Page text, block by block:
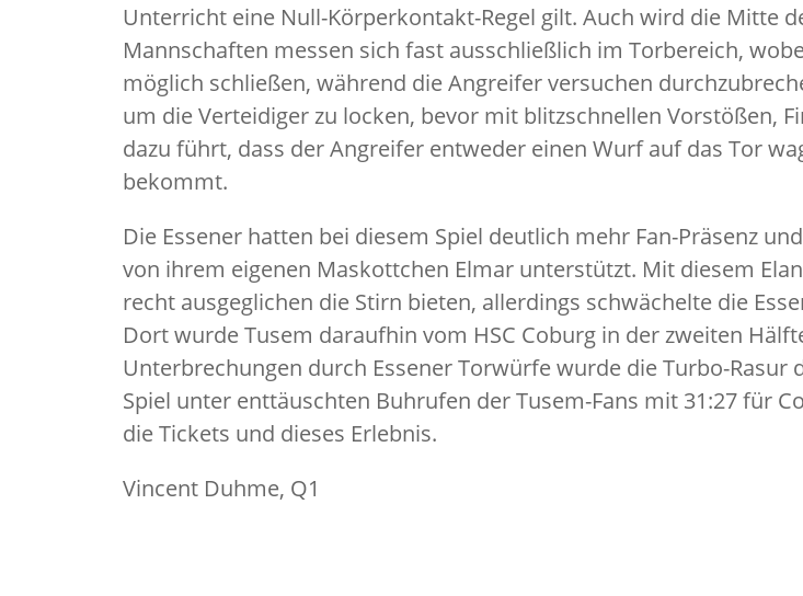
Unterricht eine Null-Körperkontakt-Regel gilt. Auch wird die Mitte
Mannschaften messen sich fast ausschließlich im Torbereich,
möglich schließen, während die Angreifer versuchen
um die Verteidiger zu locken, bevor mit blitzschnellen Vorstößen,
dazu führt, dass der Angreifer entweder einen Wurf auf das Tor
bekommt.
Die Essener hatten bei diesem Spiel deutlich mehr Fan-Präsenz
von ihrem eigenen Maskottchen Elmar unterstützt. Mit diesem
recht ausgeglichen die Stirn bieten, allerdings schwächelte die
Dort wurde Tusem daraufhin vom HSC Coburg in der zweiten
Unterbrechungen durch Essener Torwürfe wurde die Turbo-
Spiel unter enttäuschten Buhrufen der Tusem-Fans mit 31:27 für
die Tickets und dieses Erlebnis.
Vincent Duhme, Q1